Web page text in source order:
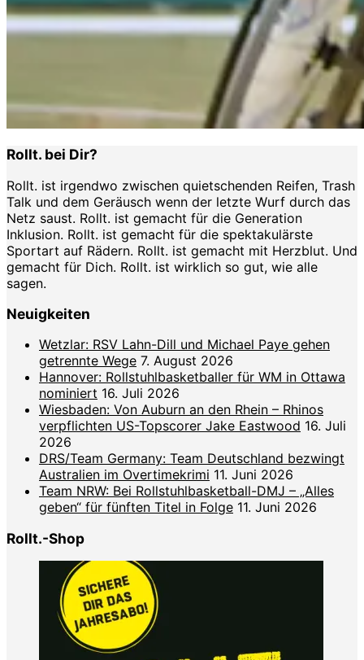
Rollt. bei Dir?
Rollt. ist irgendwo zwischen quietschenden Reifen, Trash
Talk und dem Geräusch wenn der letzte Wurf durch das
Netz saust. Rollt. ist gemacht für die Generation
Inklusion. Rollt. ist gemacht für die spektakulärste
Sportart auf Rädern. Rollt. ist gemacht mit Herzblut. Und
gemacht für Dich. Rollt. ist wirklich so gut, wie alle
sagen.
Neuigkeiten
Wetzlar: RSV Lahn-Dill und Michael Paye gehen
getrennte Wege 7. August 2026
Hannover: Rollstuhlbasketballer für WM in Ottawa
nominiert 16. Juli 2026
Wiesbaden: Von Auburn an den Rhein – Rhinos
verpflichten US-Topscorer Jake Eastwood 16. Juli
2026
DRS/Team Germany: Team Deutschland bezwingt
Australien im Overtimekrimi 11. Juni 2026
Team NRW: Bei Rollstuhlbasketball-DMJ – „Alles
geben“ für fünften Titel in Folge 11. Juni 2026
Rollt.-Shop